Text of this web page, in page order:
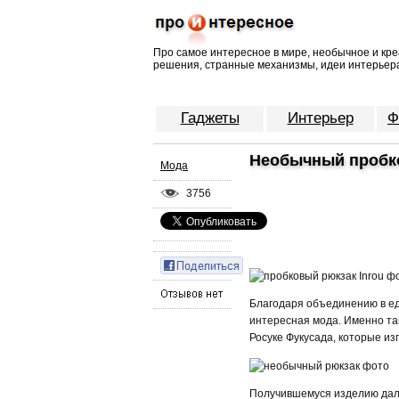
Про самое интересное в мире, необычное и
решения, странные механизмы, идеи
Гаджеты Интерьер
Мода
3756
Необычный
Благодаря объединению в
интересная мода. Именно
Росуке Фукусада, которые
Получившемуся изделию